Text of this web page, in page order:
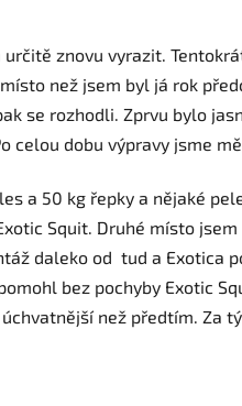
znovu vyrazit.
než jsem byl já rok
se rozhodli. Zprvu bylo
celou dobu výpravy jsme
a 50 kg řepky a nějaké
Squit. Druhé místo
daleko od tud a Exotica
bez pochyby Exotic
než předtím. Za